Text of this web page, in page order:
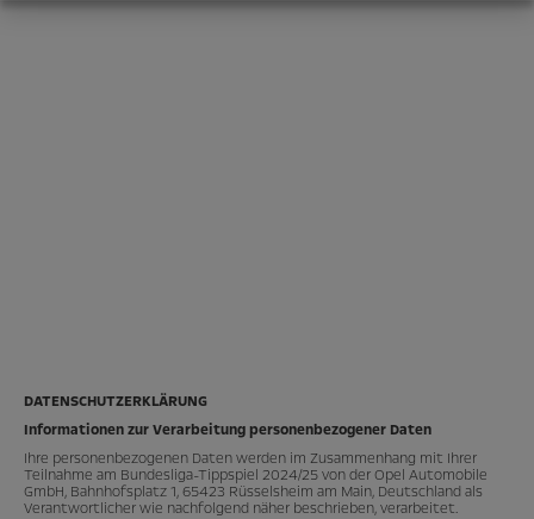
DATENSCHUTZERKLÄRUNG
Informationen zur Verarbeitung personenbezogener Daten
Ihre personenbezogenen Daten werden im Zusammenhang mit Ihrer
Teilnahme am Bundesliga-Tippspiel 2024/25 von der Opel Automobile
GmbH, Bahnhofsplatz 1, 65423 Rüsselsheim am Main, Deutschland als
Verantwortlicher wie nachfolgend näher beschrieben, verarbeitet.